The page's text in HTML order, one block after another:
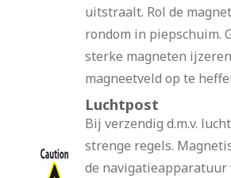
uitstraalt. Rol de
rondom in piepschuim.
sterke magneten
magneetveld op te
Luchtpost
Bij verzendig d.m.v.
strenge regels.
de navigatieapparatuur